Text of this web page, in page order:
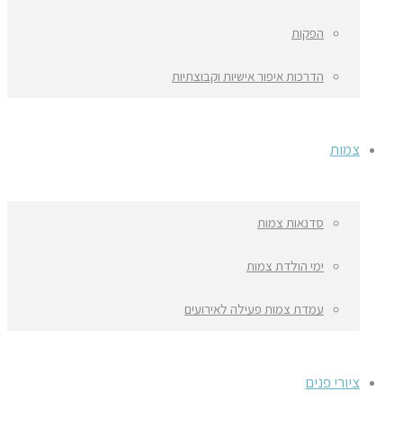
הפקות
הדרכות איפור אישיות וקבוצתיות
צמות
סדנאות צמות
ימי הולדת צמות
עמדת צמות פעילה לאירועים
ציורי פנים